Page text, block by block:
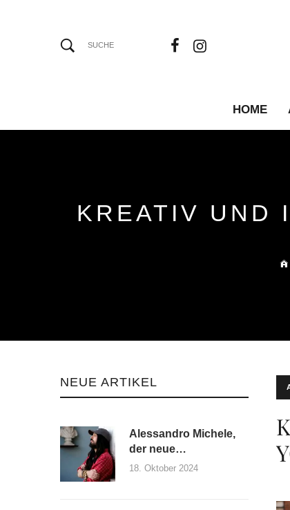
HOME
KREATIV UND
NEUE ARTIKEL
Alessandro Michele,
der neue
Kreativdirektor von
18. Oktober 2024